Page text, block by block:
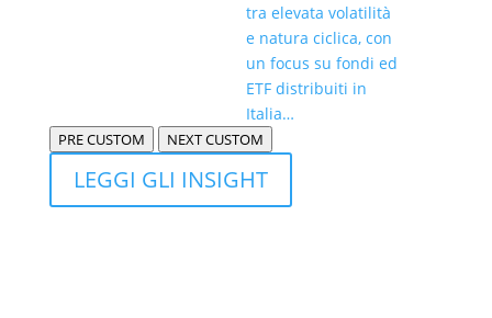
tra elevata volatilità
e natura ciclica, con
un focus su fondi ed
ETF distribuiti in
Italia…
PRE CUSTOM NEXT CUSTOM
LEGGI GLI INSIGHT